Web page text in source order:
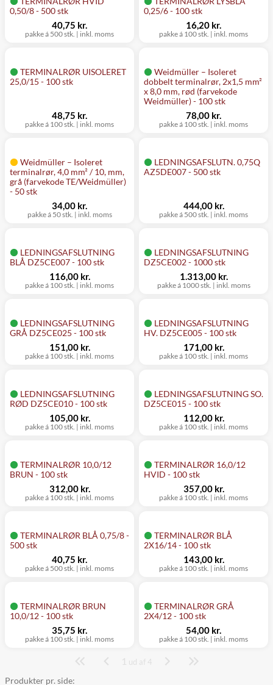
0,50/8 - 500 stk
pakke á 500 stk. | inkl. moms
40,75 kr.
0,25/6 - 100 stk
pakke á 100 stk. | inkl. moms
16,20 kr.
TERMINALRØR UISOLERET
25,0/15 - 100 stk
pakke á 100 stk. | inkl. moms
48,75 kr.
Weidmüller – Isoleret
dobbelt terminalrør, 2x1,5 mm²
x 8,0 mm, rød (farvekode
Weidmüller) - 100 stk
pakke á 100 stk. | inkl. moms
78,00 kr.
Weidmüller – Isoleret
terminalrør, 4,0 mm² / 10, mm,
grå (farvekode TE/Weidmüller)
- 50 stk
pakke á 50 stk. | inkl. moms
34,00 kr.
LEDNINGSAFSLUTN. 0,75Q
AZ5DE007 - 500 stk
pakke á 500 stk. | inkl. moms
444,00 kr.
LEDNINGSAFSLUTNING
BLÅ DZ5CE007 - 100 stk
pakke á 100 stk. | inkl. moms
116,00 kr.
LEDNINGSAFSLUTNING
DZ5CE002 - 1000 stk
pakke á 1000 stk. | inkl. moms
1.313,00 kr.
LEDNINGSAFSLUTNING
GRÅ DZ5CE025 - 100 stk
pakke á 100 stk. | inkl. moms
151,00 kr.
LEDNINGSAFSLUTNING
HV. DZ5CE005 - 100 stk
pakke á 100 stk. | inkl. moms
171,00 kr.
LEDNINGSAFSLUTNING
RØD DZ5CE010 - 100 stk
pakke á 100 stk. | inkl. moms
105,00 kr.
LEDNINGSAFSLUTNING SO.
DZ5CE015 - 100 stk
pakke á 100 stk. | inkl. moms
112,00 kr.
TERMINALRØR 10,0/12
BRUN - 100 stk
pakke á 100 stk. | inkl. moms
312,00 kr.
TERMINALRØR 16,0/12
HVID - 100 stk
pakke á 100 stk. | inkl. moms
357,00 kr.
TERMINALRØR BLÅ 0,75/8 -
500 stk
pakke á 500 stk. | inkl. moms
40,75 kr.
TERMINALRØR BLÅ
2X16/14 - 100 stk
pakke á 100 stk. | inkl. moms
143,00 kr.
TERMINALRØR BRUN
10,0/12 - 100 stk
pakke á 100 stk. | inkl. moms
35,75 kr.
TERMINALRØR GRÅ
2X4/12 - 100 stk
pakke á 100 stk. | inkl. moms
54,00 kr.
Side
1 ud af 4
Produkter pr. side: